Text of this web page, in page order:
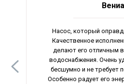
Насос, который
Качественное
делают его отличным
водоснабжения. Очень
бесшумно и не требует
Особенно радует его